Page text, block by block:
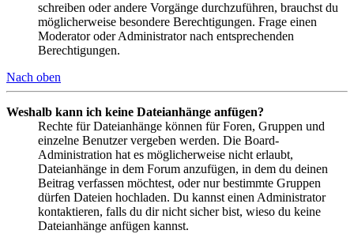
schreiben oder andere Vorgänge durchzuführen, brauchst du
möglicherweise besondere Berechtigungen. Frage einen
Moderator oder Administrator nach entsprechenden
Berechtigungen.
Nach oben
Weshalb kann ich keine Dateianhänge anfügen?
Rechte für Dateianhänge können für Foren, Gruppen und
einzelne Benutzer vergeben werden. Die Board-
Administration hat es möglicherweise nicht erlaubt,
Dateianhänge in dem Forum anzufügen, in dem du deinen
Beitrag verfassen möchtest, oder nur bestimmte Gruppen
dürfen Dateien hochladen. Du kannst einen Administrator
kontaktieren, falls du dir nicht sicher bist, wieso du keine
Dateianhänge anfügen kannst.